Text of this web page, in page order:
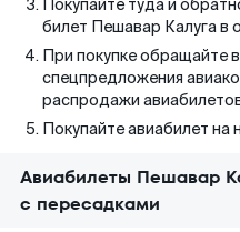
Покупайте туда и
билет Пешавар Калуга в
При покупке обращайте
спецпредложения
распродажи
Покупайте авиабилет на
Авиабилеты Пешавар
с пересадками